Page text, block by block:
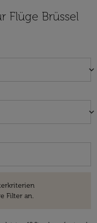
Flüge Brüssel
keyboard_arrow_down
keyboard_arrow_down
Filter an.